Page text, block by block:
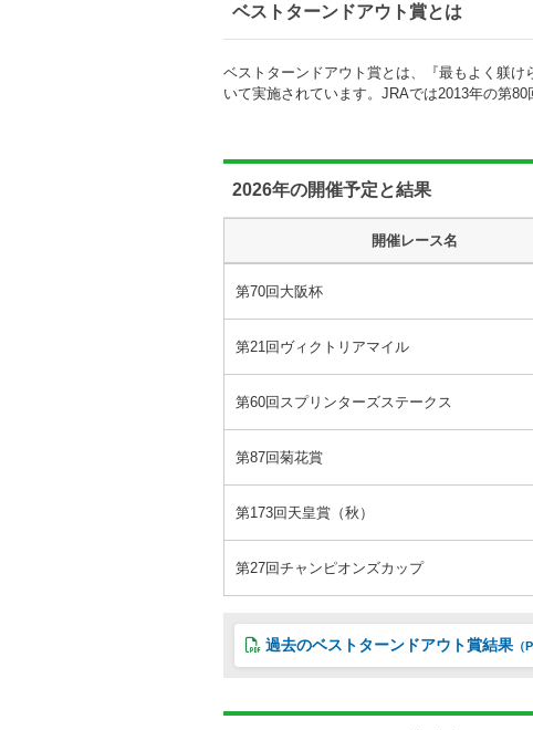
ベストターンドアウト賞とは
ベストターンドアウト賞とは、『最もよく躾
いて実施されています。JRAでは2013年の第
2026年の開催予定と結果
開催レース名
第70回大阪杯
第21回ヴィクトリアマイル
第60回スプリンターズステークス
第87回菊花賞
第173回天皇賞（秋）
第27回チャンピオンズカップ
過去のベストターンドアウト賞結果 （